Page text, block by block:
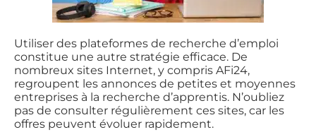
Utiliser des plateformes de recherche d’emploi
constitue une autre stratégie efficace. De
nombreux sites Internet, y compris AFi24,
regroupent les annonces de petites et moyennes
entreprises à la recherche d’apprentis. N’oubliez
pas de consulter régulièrement ces sites, car les
offres peuvent évoluer rapidement.